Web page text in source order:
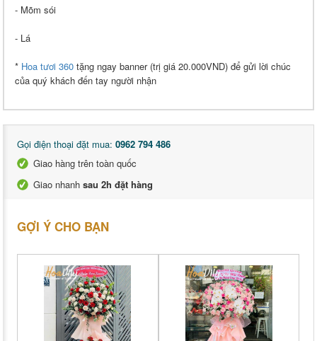
- Mõm sói
- Lá
* Hoa tươi 360 tặng ngay banner (trị giá 20.000VND) để gửi lời chúc
của quý khách đến tay người nhận
Gọi điện thoại đặt mua: 0962 794 486
Giao hàng trên toàn quốc
Giao nhanh sau 2h đặt hàng
GỢI Ý CHO BẠN